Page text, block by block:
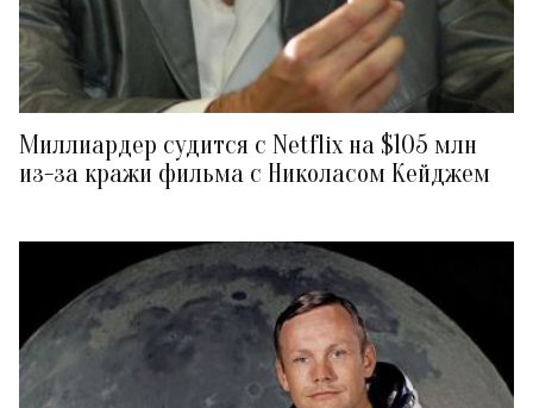
Миллиардер судится с Netflix на $105 млн
из-за кражи фильма с Николасом Кейджем